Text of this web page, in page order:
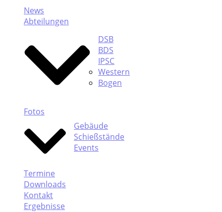
News
Abteilungen
DSB
BDS
IPSC
Western
Bogen
Fotos
Gebäude
Schießstände
Events
Termine
Downloads
Kontakt
Ergebnisse